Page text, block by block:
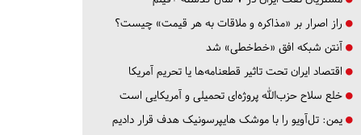
راز اصرار بر «مذاکره و ملاقات به هر قیمت» چیست؟
آنتن شبکه افق «خط‌خطی» شد
اقتصاد ایران تحت تاثیر قطعنامه‌ها یا تحریم‌ آمریکا
خلع سلاح حزب‌الله پروژه‌ای تحمیلی و آمریکایی است
یمن: تل‌آویو را با موشک هایپرسونیک هدف قرار دادیم